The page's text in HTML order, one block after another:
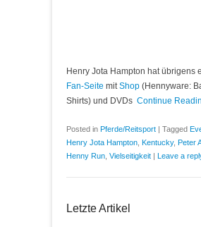
Henry Jota Hampton hat übrigens
Fan-Seite mitShop (Hennyware:
Shirts) und DVDs Continue
Posted in Pferde/Reitsport | Tagged
Henry Jota Hampton Kentucky, Peter
Henny Run Vielseitigkeit | Leave a
Letzte Artikel